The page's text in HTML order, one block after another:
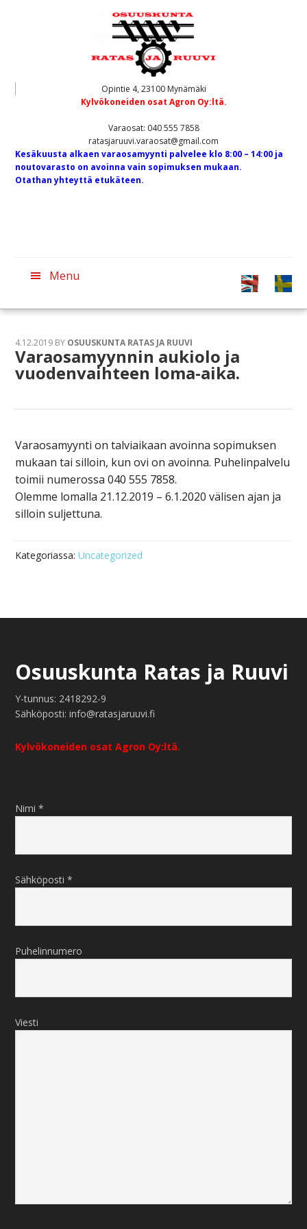
Opintie 4, 23100 Mynämäki
Kylvökoneiden osat Agron Oy:ltä.
Varaosat: 040 555 7858
ratasjaruuvi.varaosat@gmail.com
Kesäkuusta alkaen varaosamyynti palvelee klo 8:00 – 14:00 ja
noutovarasto on avoinna vain sopimuksen mukaan.
Otathan yhteyttä etukäteen.
Menu
4.12.2019 BY OSUUSKUNTA RATAS JA RUUVI
Varaosamyynnin aukiolo ja
vuodenvaihteen loma-aika.
Varaosamyynti on talviaikaan avoinna sopimuksen
mukaan tai silloin, kun ovi on avoinna. Puhelinpalvelu
toimii numerossa 040 555 7858.
Olemme lomalla 21.12.2019 – 6.1.2020 välisen ajan ja
silloin suljettuna.
Kategoriassa:Uncategorized
Osuuskunta Ratas ja Ruuvi
Y-tunnus: 2418292-9
Sähköposti: info@ratasjaruuvi.fi
Kylvökoneiden osat Agron Oy:ltä.
Nimi *
Sähköposti *
Puhelinnumero
Viesti